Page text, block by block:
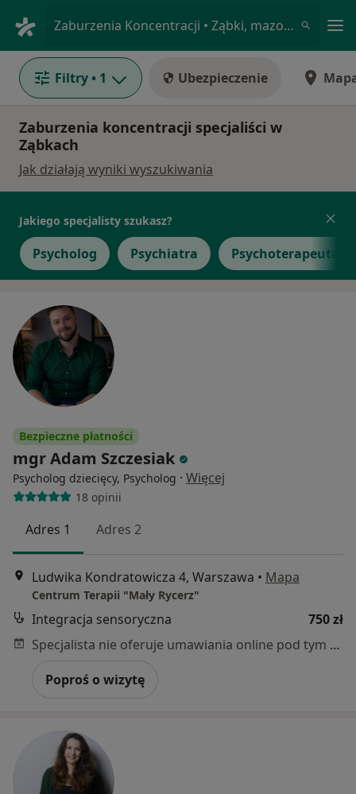
Zaburzenia Koncentracji • Ząbki, mazowieckie
Filtry • 1 Ubezpieczenie
Zaburzenia koncentracji specjaliści w
Ząbkach
Jak działają wyniki wyszukiwania
Jakiego specjalisty szukasz?
Psycholog Psychiatra Psychoterapeuta
Bezpieczne płatności
mgr Adam Szczesiak
Psycholog dziecięcy, Psycholog · Więcej
18 opinii
Adres 1 Adres 2
Ludwika Kondratowicza 4, Warszawa • Mapa
Centrum Terapii "Mały Rycerz"
Integracja sensoryczna
750 zł
Specjalista nie oferuje umawiania online pod tym adresem.
Poproś o wizytę